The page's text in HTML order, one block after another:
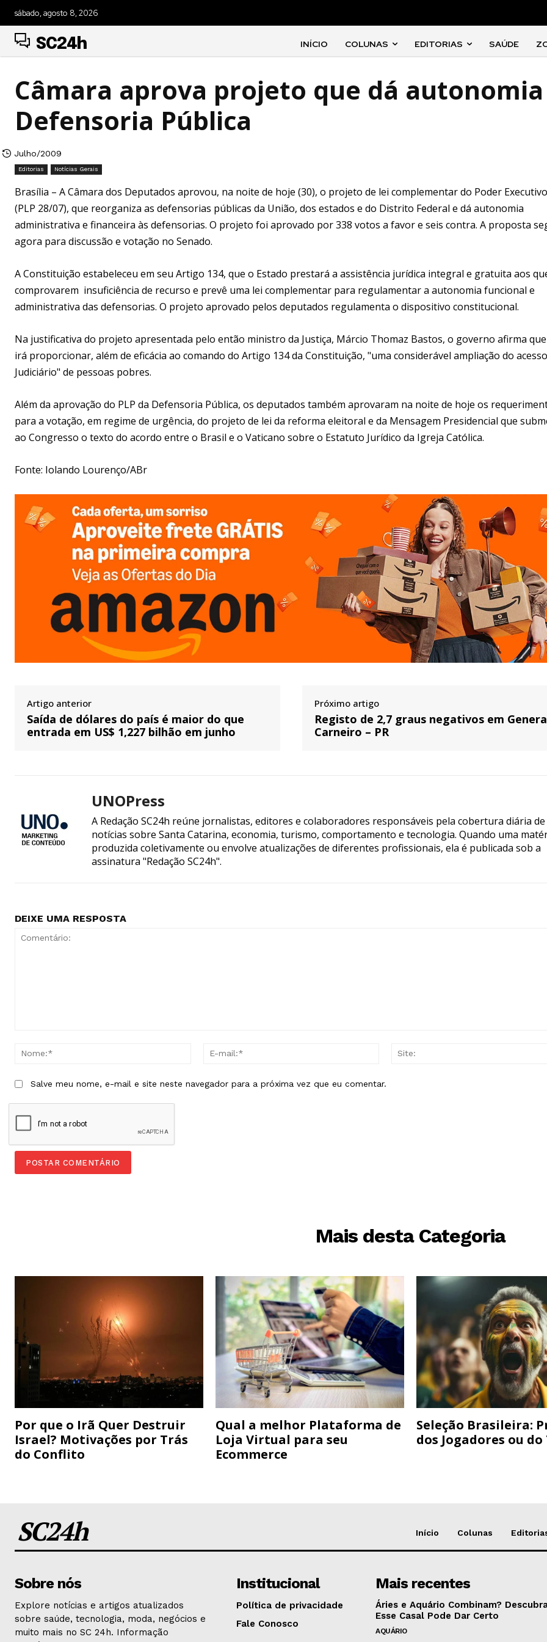
sábado, agosto 8, 2026
SC24h INÍCIO COLUNAS EDITORIAS SAÚDE
Câmara aprova projeto que dá
Defensoria Pública
Julho/2009
Editorias Notícias Gerais
Brasília – A Câmara dos Deputados aprovou, na noite de hoje (30), o projeto de lei complementar do Poder Executivo
(PLP 28/07), que reorganiza as defensorias públicas da União, dos estados e do Distrito Federal e dá autonomia
administrativa e financeira às defensorias. O projeto foi aprovado por 338 votos a favor e seis contra. A proposta
agora para discussão e votação no Senado.
A Constituição estabeleceu em seu Artigo 134, que o Estado prestará a assistência jurídica integral e gratuita aos
comprovarem insuficiência de recurso e prevê uma lei complementar para regulamentar a autonomia funcional e
administrativa das defensorias. O projeto aprovado pelos deputados regulamenta o dispositivo constitucional.
Na justificativa do projeto apresentada pelo então ministro da Justiça, Márcio Thomaz Bastos, o governo afirma
irá proporcionar, além de eficácia ao comando do Artigo 134 da Constituição, "uma considerável ampliação do
Judiciário" de pessoas pobres.
Além da aprovação do PLP da Defensoria Pública, os deputados também aprovaram na noite de hoje os
para a votação, em regime de urgência, do projeto de lei da reforma eleitoral e da Mensagem Presidencial que
ao Congresso o texto do acordo entre o Brasil e o Vaticano sobre o Estatuto Jurídico da Igreja Católica.
Fonte: Iolando Lourenço/ABr
Artigo anterior
Saída de dólares do país é maior do que
entrada em US$ 1,227 bilhão em junho
Próximo artigo
Registo de 2,7 graus negativos em
Carneiro – PR
UNOPress
A Redação SC24h reúne jornalistas, editores e colaboradores responsáveis pela cobertura diária de
notícias sobre Santa Catarina, economia, turismo, comportamento e tecnologia. Quando uma
produzida coletivamente ou envolve atualizações de diferentes profissionais, ela é publicada sob a
assinatura "Redação SC24h".
DEIXE UMA RESPOSTA
Nome:*
Salve meu nome, e-mail e site neste navegador para a próxima vez que eu comentar.
Mais desta Categoria
Por que o Irã Quer Destruir
Israel? Motivações por Trás
do Conflito
Qual a melhor Plataforma de
Loja Virtual para seu
Ecommerce
Seleção Brasileira:
dos Jogadores ou do
SC24h Início Colunas
Sobre nós
Explore notícias e artigos atualizados
sobre saúde, tecnologia, moda, negócios e
muito mais no SC 24h. Informação
Institucional
Política de privacidade
Fale Conosco
Mais recentes
Áries e Aquário Combinam?
Esse Casal Pode Dar Certo
AQUÁRIO